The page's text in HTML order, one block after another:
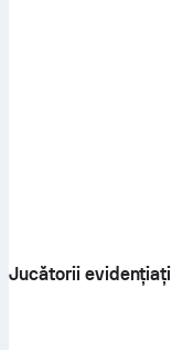
Jucătorii evidențiați